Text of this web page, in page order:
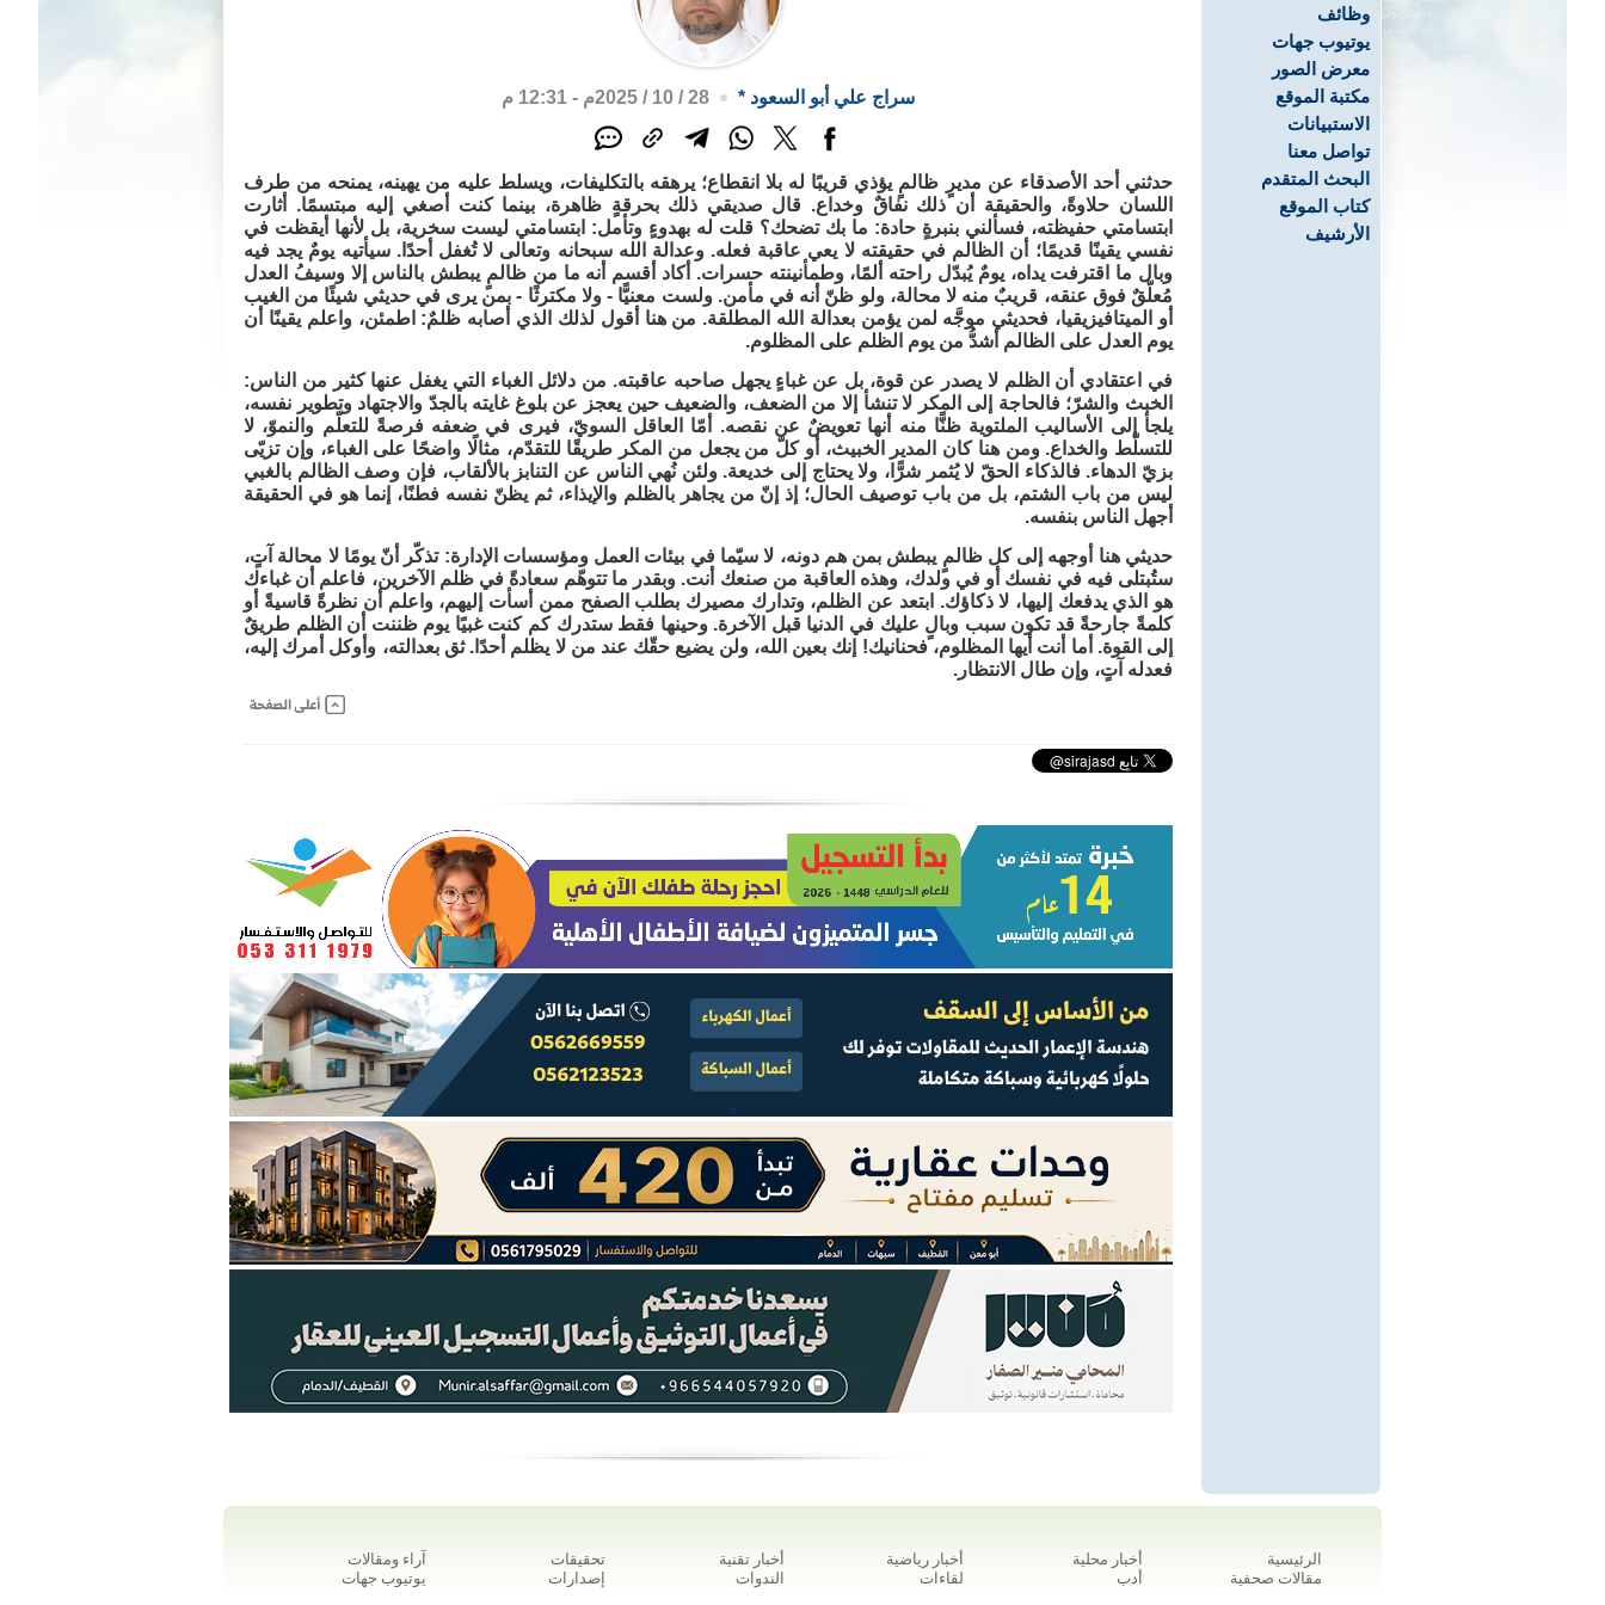
وظائف
يوتيوب جهات
معرض الصور
مكتبة الموقع
الاستبيانات
تواصل معنا
البحث المتقدم
كتاب الموقع
الأرشيف
سراج علي أبو السعود * 28 / 10 / 2025م - 12:31 م
حدثني أحد الأصدقاء عن مديرٍ ظالمٍ يؤذي قريبًا له بلا انقطاع؛ يرهقه بالتكليفات، ويسلط عليه من يهينه، يمنحه من طرف
اللسان حلاوةً، والحقيقة أن ذلك نفاقٌ وخداع. قال صديقي ذلك بحرقةٍ ظاهرة، بينما كنت أصغي إليه مبتسمًا. أثارت
ابتسامتي حفيظته، فسألني بنبرةٍ حادة: ما بك تضحك؟ قلت له بهدوءٍ وتأمل: ابتسامتي ليست سخرية، بل لأنها أيقظت في
نفسي يقينًا قديمًا؛ أن الظالم في حقيقته لا يعي عاقبة فعله. وعدالة الله سبحانه وتعالى لا تُغفل أحدًا. سيأتيه يومٌ يجد فيه
وبال ما اقترفت يداه، يومٌ يُبدّل راحته ألمًا، وطمأنينته حسرات. أكاد أقسم أنه ما من ظالمٍ يبطش بالناس إلا وسيفُ العدل
مُعلّقٌ فوق عنقه، قريبٌ منه لا محالة، ولو ظنّ أنه في مأمن. ولست معنيًّا - ولا مكترثًا - بمن يرى في حديثي شيئًا من الغيب
أو الميتافيزيقيا، فحديثي موجَّه لمن يؤمن بعدالة الله المطلقة. من هنا أقول لذلك الذي أصابه ظلمٌ: اطمئن، واعلم يقينًا أن
يوم العدل على الظالم أشدُّ من يوم الظلم على المظلوم.
في اعتقادي أن الظلم لا يصدر عن قوة، بل عن غباءٍ يجهل صاحبه عاقبته. من دلائل الغباء التي يغفل عنها كثير من الناس:
الخبث والشرّ؛ فالحاجة إلى المكر لا تنشأ إلا من الضعف، والضعيف حين يعجز عن بلوغ غايته بالجدّ والاجتهاد وتطوير نفسه،
يلجأ إلى الأساليب الملتوية ظنًّا منه أنها تعويضٌ عن نقصه. أمّا العاقل السويّ، فيرى في ضعفه فرصةً للتعلّم والنموّ، لا
للتسلّط والخداع. ومن هنا كان المدير الخبيث، أو كلّ من يجعل من المكر طريقًا للتقدّم، مثالًا واضحًا على الغباء، وإن تزيّى
بزيّ الدهاء. فالذكاء الحقّ لا يُثمر شرًّا، ولا يحتاج إلى خديعة. ولئن نُهي الناس عن التنابز بالألقاب، فإن وصف الظالم بالغبي
ليس من باب الشتم، بل من باب توصيف الحال؛ إذ إنّ من يجاهر بالظلم والإيذاء، ثم يظنّ نفسه فطنًا، إنما هو في الحقيقة
أجهل الناس بنفسه.
حديثي هنا أوجهه إلى كل ظالمٍ يبطش بمن هم دونه، لا سيّما في بيئات العمل ومؤسسات الإدارة: تذكّر أنّ يومًا لا محالة آتٍ،
ستُبتلى فيه في نفسك أو في ولدك، وهذه العاقبة من صنعك أنت. وبقدر ما تتوهّم سعادةً في ظلم الآخرين، فاعلم أن غباءك
هو الذي يدفعك إليها، لا ذكاؤك. ابتعد عن الظلم، وتدارك مصيرك بطلب الصفح ممن أسأت إليهم، واعلم أن نظرةً قاسيةً أو
كلمةً جارحةً قد تكون سبب وبالٍ عليك في الدنيا قبل الآخرة. وحينها فقط ستدرك كم كنت غبيًا يوم ظننت أن الظلم طريقٌ
إلى القوة. أما أنت أيها المظلوم، فحنانيك! إنك بعين الله، ولن يضيع حقّك عند من لا يظلم أحدًا. ثق بعدالته، وأوكل أمرك إليه،
فعدله آتٍ، وإن طال الانتظار.
الرئيسية أخبار محلية أخبار رياضية أخبار تقنية تحقيقات
آراء ومقالات
مقالات صحفية
أدب لقاءات الندوات إصدارات يوتيوب جهات